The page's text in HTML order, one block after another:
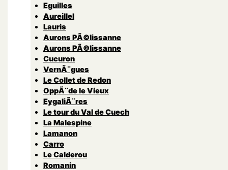
Eguilles
Aureillel
Lauris
Aurons PÃ©lissanne
Aurons PÃ©lissanne
Cucuron
VernÃ¨gues
Le Collet de Redon
OppÃ¨de le Vieux
EygaliÃ¨res
Le tour du Val de Cuech
La Malespine
Lamanon
Carro
Le Calderou
Romanin